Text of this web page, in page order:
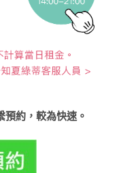
約，較為快速。